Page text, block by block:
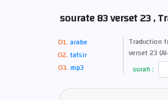
sourate 83 verset 23 ,
arabe
tafsir
mp3
Traduction
surah :